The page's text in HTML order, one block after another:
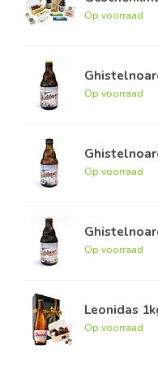
Op voorraad
Op voorraad
Op voorraad
Op voorraad
Leonidas
Op voorraad